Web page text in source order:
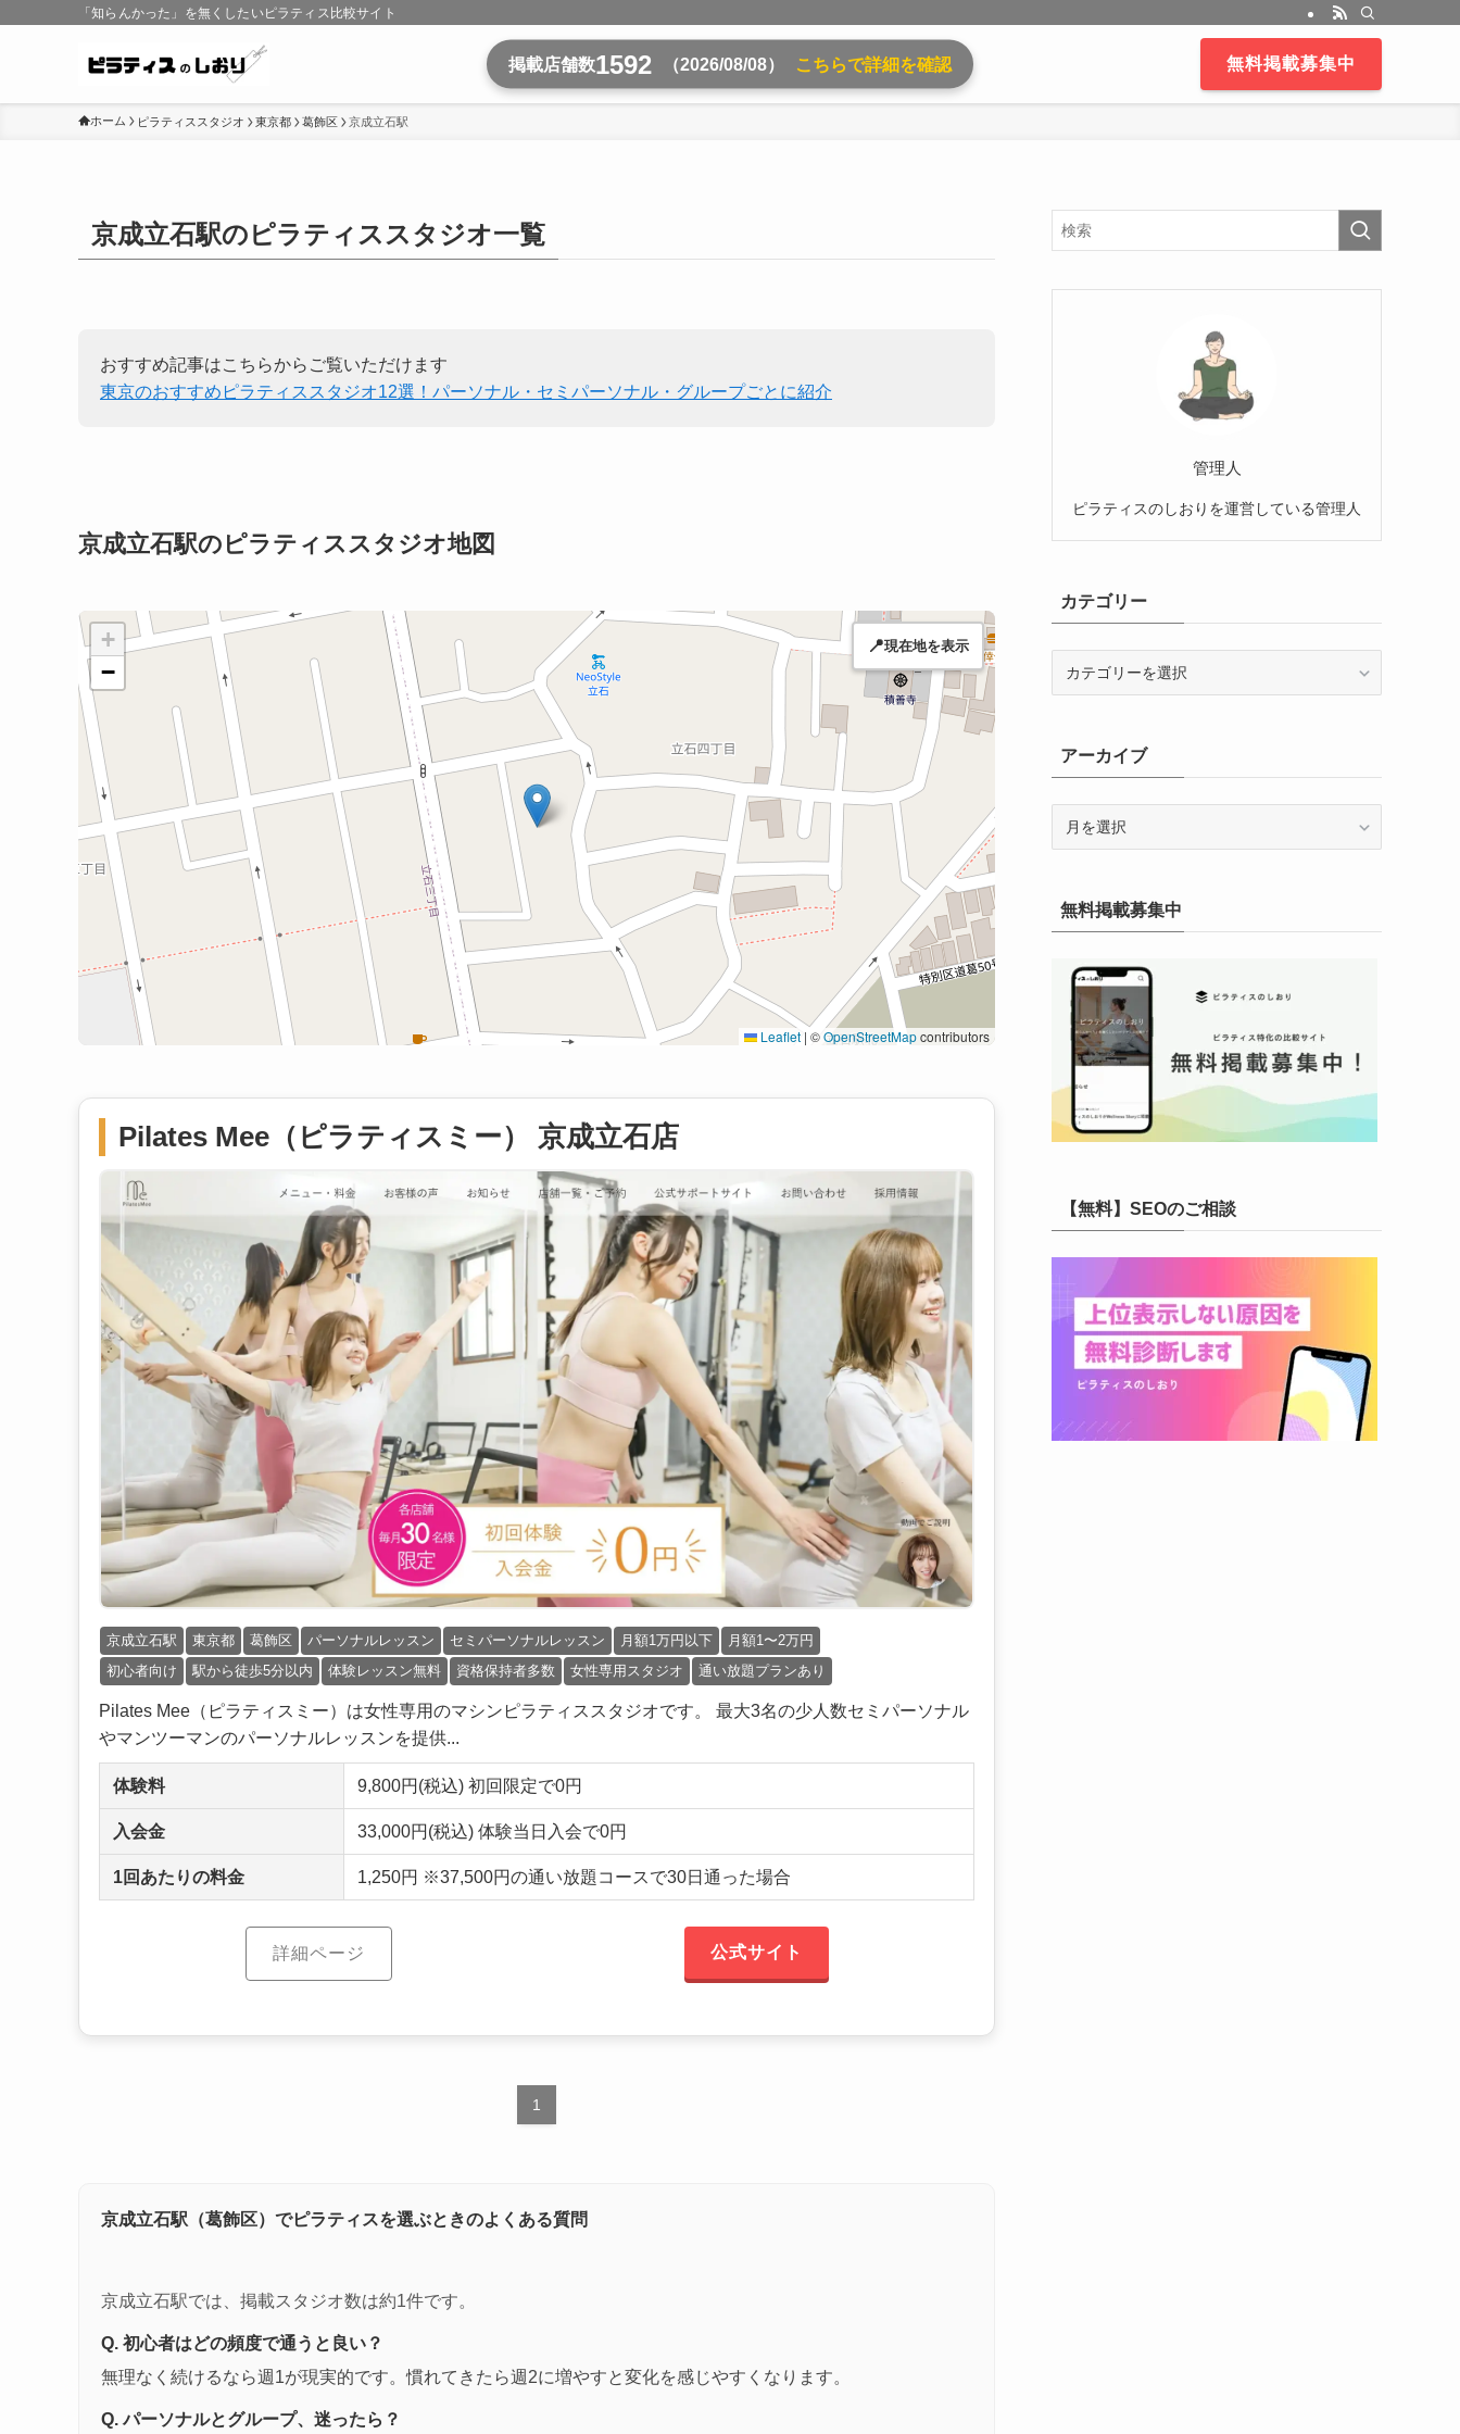
「知らんかった」を無くしたいピラティス比較サイト
無料掲載募集中
掲載店舗数1592 （2026/08/08） こちらで詳細を確認
ホーム ピラティススタジオ 東京都 葛飾区 京成立石駅
京成立石駅のピラティススタジオ一覧
おすすめ記事はこちらからご覧いただけます
東京のおすすめピラティススタジオ12選！パーソナル・セミパーソナル・グループごとに紹介
京成立石駅のピラティススタジオ地図
+
−
Leaflet | ©OpenStreetMapcontributors
📍現在地を表示
Pilates Mee（ピラティスミー） 京成立石店
京成立石駅 東京都 葛飾区 パーソナルレッスン セミパーソナルレッスン 月額1万円以下
月額1〜2万円
初心者向け
駅から徒歩5分以内 体験レッスン無料 資格保持者多数 女性専用スタジオ 通い放題プランあり
Pilates Mee（ピラティスミー）は女性専用のマシンピラティススタジオです。 最大3名の少人数セミパーソナル
やマンツーマンのパーソナルレッスンを提供...
体験料 9,800円(税込) 初回限定で0円
入会金 33,000円(税込) 体験当日入会で0円
1回あたりの料金 1,250円 ※37,500円の通い放題コースで30日通った場合
詳細ページ 公式サイト
1
京成立石駅（葛飾区）でピラティスを選ぶときのよくある質問
京成立石駅では、掲載スタジオ数は約1件です。
Q. 初心者はどの頻度で通うと良い？
無理なく続けるなら週1が現実的です。慣れてきたら週2に増やすと変化を感じやすくなります。
Q. パーソナルとグループ、迷ったら？
管理人
ピラティスのしおりを運営している管理人
カテゴリー
ーアーカイブ
ブ無料掲載募集中
【無料】SEOのご相談